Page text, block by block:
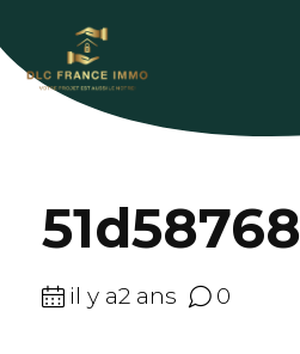
51d58768
il y a2 ans 0